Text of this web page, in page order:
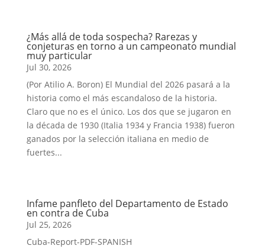
¿Más allá de toda sospecha? Rarezas y
conjeturas en torno a un campeonato mundial
muy particular
Jul 30, 2026
(Por Atilio A. Boron) El Mundial del 2026 pasará a la
historia como el más escandaloso de la historia.
Claro que no es el único. Los dos que se jugaron en
la década de 1930 (Italia 1934 y Francia 1938) fueron
ganados por la selección italiana en medio de
fuertes...
Infame panfleto del Departamento de Estado
en contra de Cuba
Jul 25, 2026
Cuba-Report-PDF-SPANISH